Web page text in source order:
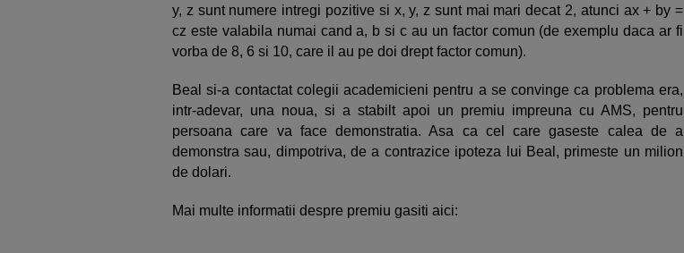
y, z sunt numere intregi pozitive si x, y, z sunt mai mari decat 2, atunci ax + by =
cz este valabila numai cand a, b si c au un factor comun (de exemplu daca ar fi
vorba de 8, 6 si 10, care il au pe doi drept factor comun).
Beal si-a contactat colegii academicieni pentru a se convinge ca problema era,
intr-adevar, una noua, si a stabilt apoi un premiu impreuna cu AMS, pentru
persoana care va face demonstratia. Asa ca cel care gaseste calea de a
demonstra sau, dimpotriva, de a contrazice ipoteza lui Beal, primeste un milion
de dolari.
Mai multe informatii despre premiu gasiti aici: